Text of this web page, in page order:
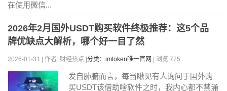
在使用微信...
2026年2月国外USDT购买软件终极推荐：这5个品
牌优缺点大解析，哪个好一目了然
2026-01-31 | 作者: 财经热点 | 分类：imtoken唯一官网 | 浏览:775
发自肺腑而言，每当瞅见有人询问于国外购
买USDT该借助啥软件之时，我内心都不禁涌